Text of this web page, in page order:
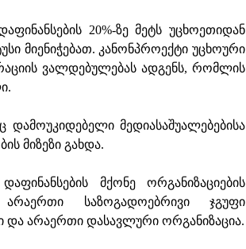
20%-ზე მეტს უცხოეთიდან
მიენიჭებათ. კანონპროექტი უცხოური
ვალდებულებას ადგენს, რომლის
დამოუკიდებელი მედიასაშუალებებისა
მიზეზი გახდა.
მქონე ორგანიზაციების
საზოგადოებრივი ჯგუფი
და არაერთი დასავლური ორგანიზაცია.